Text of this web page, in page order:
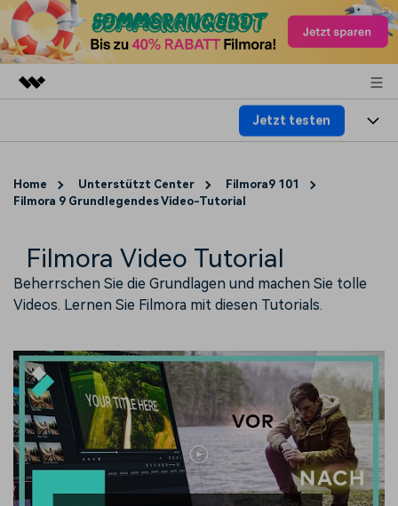
Dienstprogramme
Überblick
Presseraum
Shop
Jetzt testen
Plattformen
Assets
KI
Video/Foto
Audio
Lösungen
Lifestyle & Spaß
Trends
Ressourcen
Video-Prompts
Über 100 heiße Video-
Prompts – schnell ähnliche
Videos erstellen
Meisterkurs
Beherrschen Sie
fortgeschrittene
Videobearbeitungsfähigkeiten
Kickstart Bootcamp DIY-Spezialeffekte
Erste Schritte
Kunden-Support
Über
Über Uns Bewertungen
Finden Sie mehr über Filmora
Nachrichten und
KAUFEN Anmelden
Home Unterstützt Center
Filmora9 101
Filmora 9 Grundlegendes Video-Tutorial
Filmora Video Tutorial
Beherrschen Sie die Grundlagen und machen Sie tolle
Videos. Lernen Sie Filmora mit diesen Tutorials.